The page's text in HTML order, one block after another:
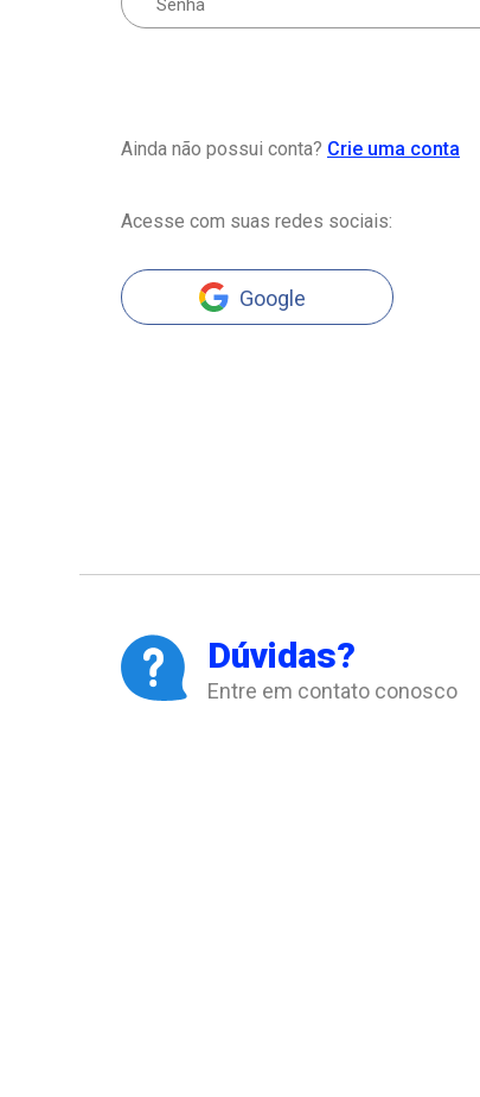
Ainda não possui conta? Crie uma conta
Acesse com suas redes sociais:
Google
Dúvidas?
Entre em contato conosco